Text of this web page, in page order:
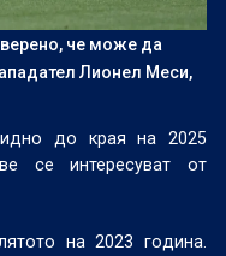
че може да
Лионел Меси,
до края на 2025
се интересуват от
на 2023 година.